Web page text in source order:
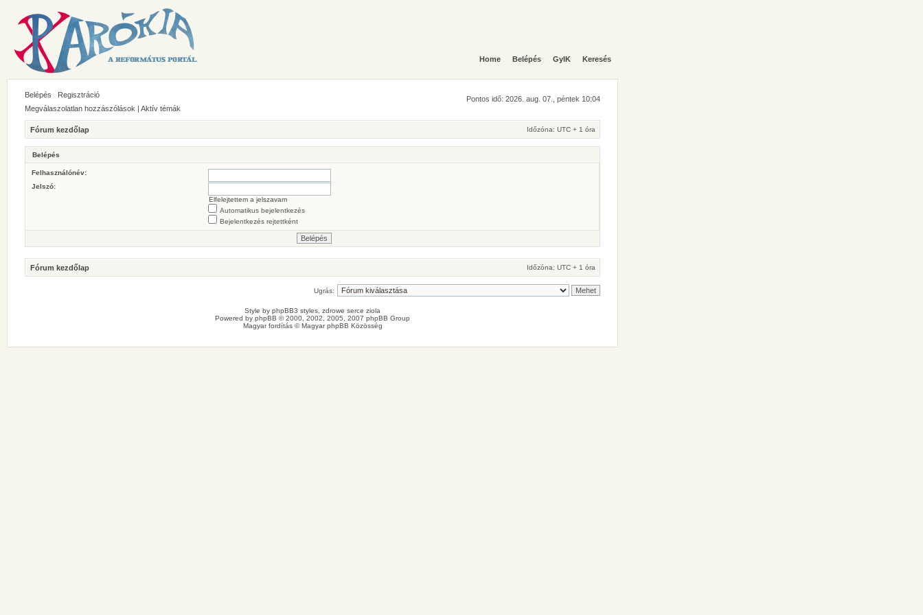
Home Belépés GyIK Keresés
Belépés Regisztráció
Pontos idő: 2026. aug. 07., péntek 10:04
Megválaszolatlan hozzászólások | Aktív témák
Fórum kezdőlap Időzóna: UTC + 1 óra
Belépés
Felhasználónév:
Jelszó:
Elfelejtettem a jelszavam
Automatikus bejelentkezés
Bejelentkezés rejtettként
Fórum kezdőlap Időzóna: UTC + 1 óra
Ugrás:
Style by phpBB3 styles , zdrowe serce ziola
Powered by phpBB © 2000, 2002, 2005, 2007 phpBB Group
Magyar fordítás ©Magyar phpBB Közösség